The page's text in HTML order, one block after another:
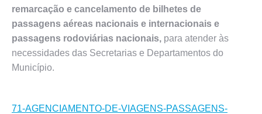
remarcação e cancelamento de bilhetes de
passagens aéreas nacionais e internacionais e
passagens rodoviárias nacionais, para atender às
necessidades das Secretarias e Departamentos do
Município.
71-AGENCIAMENTO-DE-VIAGENS-PASSAGENS-